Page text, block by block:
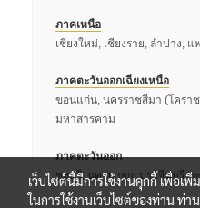
ภาคเหนือ
เชียงใหม่, เชียงราย, ลำปาง,
ภาคตะวันออกเฉียงเหนือ
ขอนแก่น, นครราชสีมา (โครา
มหาสารคาม
ภาคตะวันออก
ชลบุรี, นครนายก, ปราจีนบุรี, ร
เว็บไซต์นี้มีการใช้งานคุกกี้ เพื่อ
ในการใช้งานเว็บไซต์ของท่าน ท่